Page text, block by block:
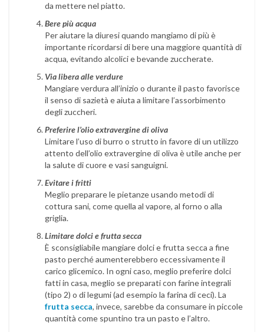
da mettere nel piatto.
Bere più acqua
Per aiutare la diuresi quando mangiamo di più è
importante ricordarsi di bere una maggiore quantità di
acqua, evitando alcolici e bevande zuccherate.
Via libera alle verdure
Mangiare verdura all’inizio o durante il pasto favorisce
il senso di sazietà e aiuta a limitare l’assorbimento
degli zuccheri.
Preferire l’olio extravergine di oliva
Limitare l’uso di burro o strutto in favore di un utilizzo
attento dell’olio extravergine di oliva è utile anche per
la salute di cuore e vasi sanguigni.
Evitare i fritti
Meglio preparare le pietanze usando metodi di
cottura sani, come quella al vapore, al forno o alla
griglia.
Limitare dolci e frutta secca
È sconsigliabile mangiare dolci e frutta secca a fine
pasto perché aumenterebbero eccessivamente il
carico glicemico. In ogni caso, meglio preferire dolci
fatti in casa, meglio se preparati con farine integrali
(tipo 2) o di legumi (ad esempio la farina di ceci). La
frutta secca, invece, sarebbe da consumare in piccole
quantità come spuntino tra un pasto e l’altro.